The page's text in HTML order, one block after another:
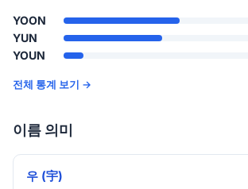
YOON
YUN
YOUN
전체 통계 보기 →
이름 의미
우 (宇)